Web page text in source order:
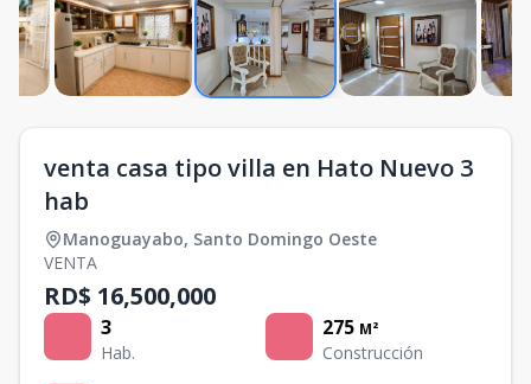
venta casa tipo villa en Hato Nuevo 3
hab
Manoguayabo, Santo Domingo Oeste
VENTA
RD$ 16,500,000
3
Hab.
275 M²
Construcción